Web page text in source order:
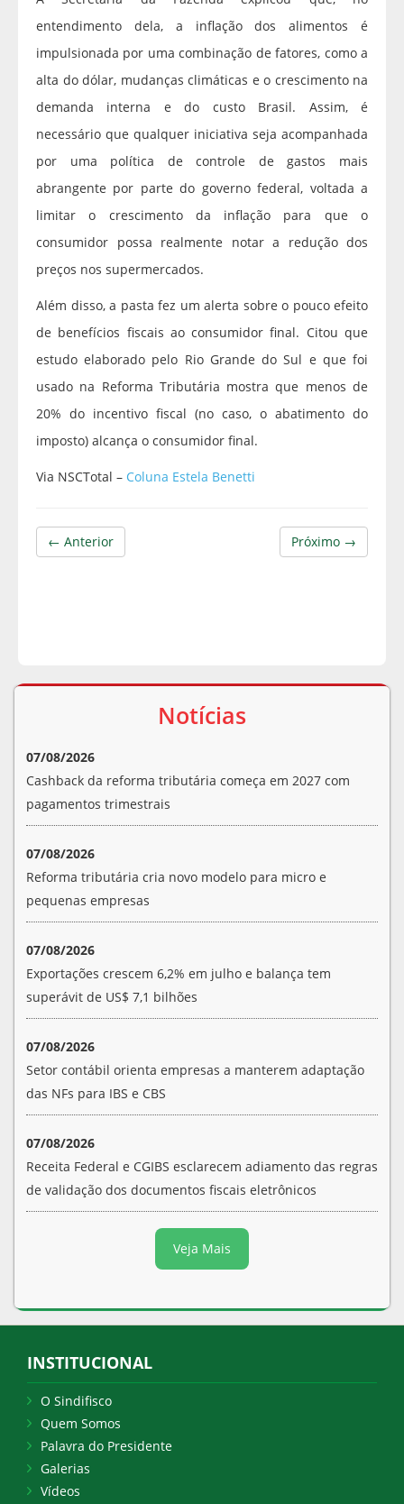
entendimento dela, a inflação dos alimentos é
impulsionada por uma combinação de fatores, como a
alta do dólar, mudanças climáticas e o crescimento na
demanda interna e do custo Brasil. Assim, é
necessário que qualquer iniciativa seja acompanhada
por uma política de controle de gastos mais
abrangente por parte do governo federal, voltada a
limitar o crescimento da inflação para que o
consumidor possa realmente notar a redução dos
preços nos supermercados.
Além disso, a pasta fez um alerta sobre o pouco efeito
de benefícios fiscais ao consumidor final. Citou que
estudo elaborado pelo Rio Grande do Sul e que foi
usado na Reforma Tributária mostra que menos de
20% do incentivo fiscal (no caso, o abatimento do
imposto) alcança o consumidor final.
Via NSCTotal – Coluna Estela Benetti
Próximo →
← Anterior
Notícias
07/08/2026
Cashback da reforma tributária começa em 2027 com
pagamentos trimestrais
07/08/2026
Reforma tributária cria novo modelo para micro e
pequenas empresas
07/08/2026
Exportações crescem 6,2% em julho e balança tem
superávit de US$ 7,1 bilhões
07/08/2026
Setor contábil orienta empresas a manterem adaptação
das NFs para IBS e CBS
07/08/2026
Receita Federal e CGIBS esclarecem adiamento das regras
de validação dos documentos fiscais eletrônicos
Veja Mais
INSTITUCIONAL
O Sindifisco
Quem Somos
Palavra do Presidente
Galerias
Vídeos